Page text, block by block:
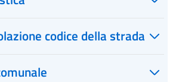
codice della strada